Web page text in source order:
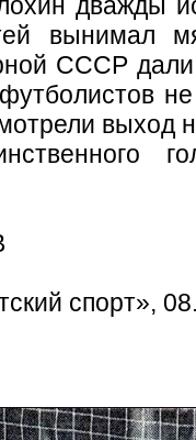
вынимал
СССР
не
выход
спорт»,